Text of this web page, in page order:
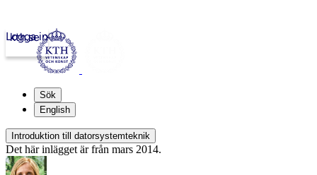
kth.se
Logga in
Sök
English
Introduktion till datorsystemteknik
Det här inlägget är från mars 2014.